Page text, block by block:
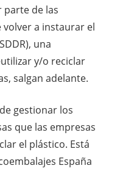
de las
a instaurar el
una
y/o reciclar
salgan adelante.
gestionar los
que las empresas
el plástico. Está
España